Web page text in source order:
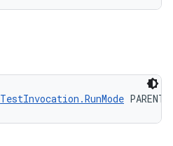
TestInvocation.RunMode